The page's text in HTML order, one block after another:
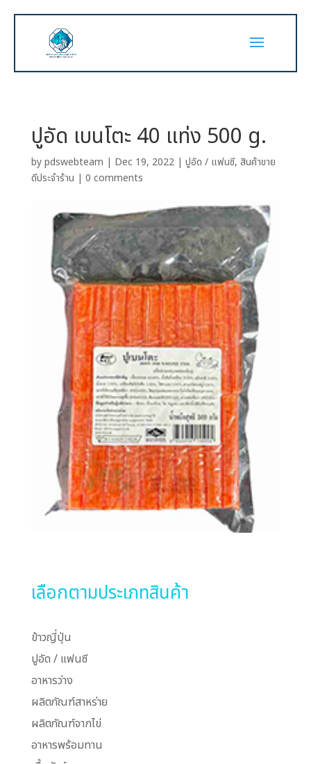
ปูอัด เบนโตะ 40 แท่ง 500 g.
bypdswebteam | Dec 19, 2022| ปูอัด / แฟนซี, สินค้าขาย
ดีประจำร้าน | 0 comments
เลือกตามประเภทสินค้า
ข้าวญี่ปุ่น
ปูอัด / แฟนซี
อาหารว่าง
ผลิตภัณฑ์สาหร่าย
ผลิตภัณฑ์จากไข่
อาหารพร้อมทาน